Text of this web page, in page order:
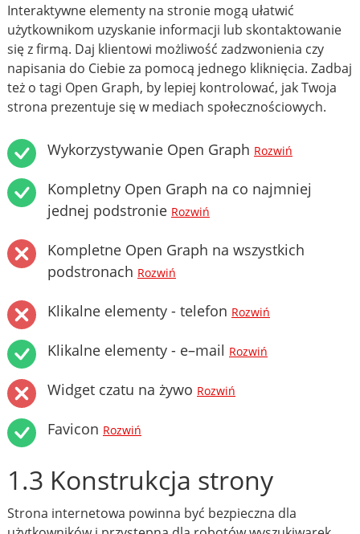
Interaktywne elementy na stronie mogą ułatwić
użytkownikom uzyskanie informacji lub skontaktowanie
się z firmą. Daj klientowi możliwość zadzwonienia czy
napisania do Ciebie za pomocą jednego kliknięcia. Zadbaj
też o tagi Open Graph, by lepiej kontrolować, jak Twoja
strona prezentuje się w mediach społecznościowych.
Wykorzystywanie Open Graph Rozwiń
Kompletny Open Graph na co najmniej
jednej podstronie Rozwiń
Kompletne Open Graph na wszystkich
podstronach Rozwiń
Klikalne elementy - telefon Rozwiń
Klikalne elementy - e–mail Rozwiń
Widget czatu na żywo Rozwiń
Favicon Rozwiń
1.3 Konstrukcja strony
Strona internetowa powinna być bezpieczna dla